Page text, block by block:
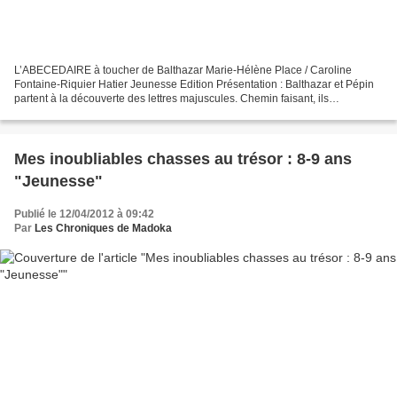
L’ABECEDAIRE à toucher de Balthazar Marie-Hélène Place / Caroline
Fontaine-Riquier Hatier Jeunesse Edition Présentation : Balthazar et Pépin
partent à la découverte des lettres majuscules. Chemin faisant, ils
Mes inoubliables chasses au trésor : 8-9 ans
"Jeunesse"
Publié le 12/04/2012 à 09:42
Par Les Chroniques de Madoka